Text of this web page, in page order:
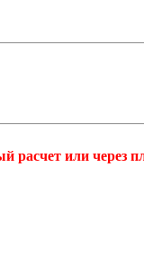
расчет или через